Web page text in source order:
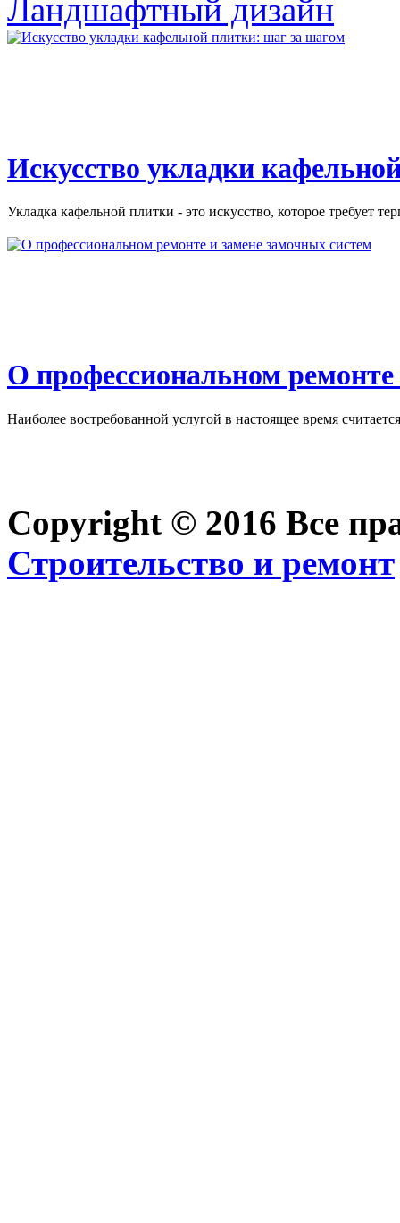
Ландшафтный дизайн
Искусство укладки
Укладка кафельной плитки - это искусство, которое требует
О профессиональном
Наиболее востребованной услугой в настоящее время
Copyright © 2016 Все
Строительство и ремонт